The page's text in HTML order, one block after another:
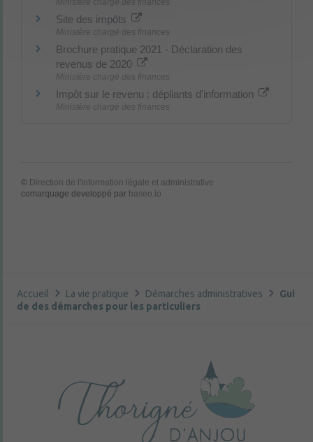
Ministère chargé des finances
Site des impôts
Ministère chargé des finances
Brochure pratique 2021 - Déclaration des
revenus de 2020
Ministère chargé des finances
Impôt sur le revenu : dépliants d'information
Ministère chargé des finances
© Direction de l'information légale et administrative
comarquage developpé par baseo.io
Accueil La vie pratique Démarches administratives
Gui
de des démarches pour les particuliers